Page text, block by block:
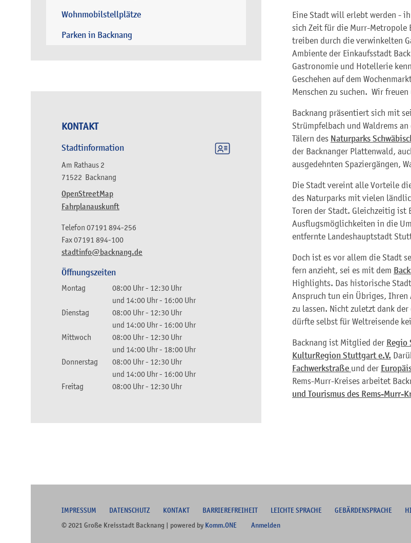
Wohnmobilstellplätze
Parken in Backnang
KONTAKT
Stadtinformation
Am Rathaus 2
71522 Backnang
OpenStreetMap
Fahrplanauskunft
stadtinfo@backnang.de
Telefon 07191 894-256
Fax07191 894-100
Öffnungszeiten
Montag 08:00 Uhr- 12:30 Uhr
und 14:00 Uhr- 16:00 Uhr
Dienstag
08:00 Uhr- 12:30 Uhr
und 14:00 Uhr- 16:00 Uhr
Mittwoch
08:00 Uhr- 12:30 Uhr
und 14:00 Uhr- 18:00 Uhr
Donnerstag
08:00 Uhr- 12:30 Uhr
und 14:00 Uhr- 16:00 Uhr
Freitag
08:00 Uhr- 12:30 Uhr
Eine Stadt will erlebt werden -
sich Zeit für die Murr-Metropole
treiben durch die verwinkelten
Ambiente der Einkaufsstadt
Gastronomie und Hotellerie
Geschehen auf dem
Menschen zu suchen. Wir
Backnang präsentiert sich mit
Strümpfelbach und Waldrems
Tälern des Naturparks
der Backnanger Plattenwald,
ausgedehnten Spaziergängen,
Die Stadt vereint alle Vorteile
des Naturparks mit vielen
Toren der Stadt. Gleichzeitig
Ausflugsmöglichkeiten in die
entfernte Landeshauptstadt
Doch ist es vor allem die Stadt
fern anzieht, sei es mit dem
Highlights. Das historische
Anspruch tun ein Übriges,
zu lassen. Nicht zuletzt dank
dürfte selbst für Weltreisende
Backnang ist Mitglied der Regio
KulturRegion Stuttgart e.V.
Fachwerkstraße und der
Rems-Murr-Kreises arbeitet
und Tourismus des Rems-Murr-
IMPRESSUM DATENSCHUTZ KONTAKT BARRIEREFREIHEIT LEICHTE SPRACHE GEBÄRDENSPRACHE
© 2021 Große Kreisstadt Backnang | powered by Komm.ONE Anmelden